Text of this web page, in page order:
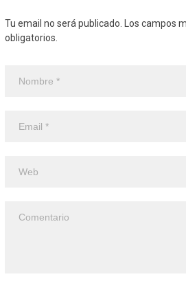
Tu email no será publicado. Los campos
obligatorios.